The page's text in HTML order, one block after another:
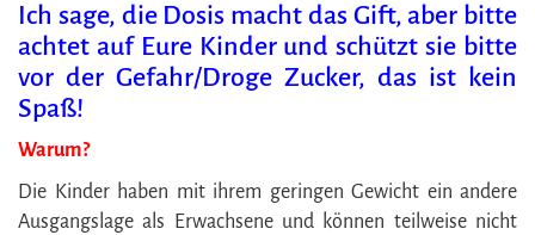
Ich sage, die Dosis macht das Gift, aber bitte
achtet auf Eure Kinder und schützt sie bitte
vor der Gefahr/Droge Zucker, das ist kein
Spaß!
Warum?
Die Kinder haben mit ihrem geringen Gewicht ein andere
Ausgangslage als Erwachsene und können teilweise nicht